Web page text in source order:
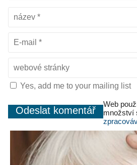
Yes, add me to your mailing list
Web
množství